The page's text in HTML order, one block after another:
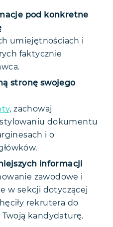
pod konkretne
umiejętnościach i
faktycznie
stronę swojego
, zachowaj
dokumentu
i o
informacji
zawodowe i
w sekcji dotyczącej
rekrutera do
kandydaturę.